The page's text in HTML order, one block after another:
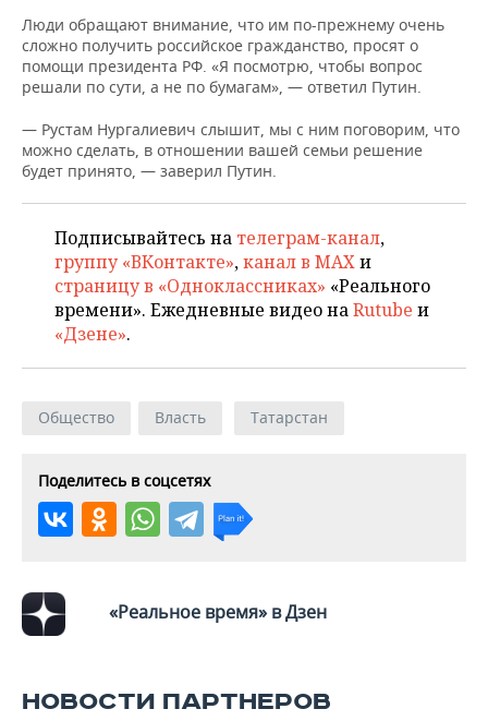
ВУЗЫ ТАТАРСТАНА
КОМУ ПРИНАДЛЕЖАТ
ТОРГОВЫЕ ЦЕНТРЫ
БАНКИ
БЮДЖЕТ
ИНВЕСТИЦИИ
АГРОПРОМ
МАШИНОСТРОЕНИЕ
НЕФТЕХИМИЯ
ОПК
ЭНЕРГЕТИКА
НОВОСТИ НЕДВИЖИМОСТИ
АВТО
НОВОСТИ АВТО
БИЗНЕС
НОВОСТИ БИЗНЕСА
РОЗНИЧНАЯ ТОРГОВЛЯ
УСЛУГИ
ТЕХНОЛОГИИ
НОВОСТИ ТЕХНОЛОГИЙ
МЕДИА
ТЕЛЕКОММУНИКАЦИИ
МЕРОПРИЯТИЯ
ВЫЕЗДНАЯ РЕДАКЦИЯ
БИЗНЕС-БРАНЧИ
ONLINE-КОНФЕРЕНЦИИ
ОТКРЫТАЯ ЛЕКЦИЯ
НОВОСТИ СПОРТА
ФУТБОЛ
ХОККЕЙ
БАСКЕТБОЛ
ВОЛЕЙБОЛ
КИБЕРСПОРТ
ВОДНЫЕ ВИДЫ СПОРТА
ОБЩЕСТВО
НОВОСТИ ОБЩЕСТВА
ВЛАСТЬ
ИНФРАСТРУКТУРА
ИСТОРИЯ
КУЛЬТУРА
ОБРАЗОВАНИЕ
ФОТОГАЛЕРЕЯ
СЮЖЕТЫ
СПРАВОЧНИК
СПИСОК ПЕРСОН
СПИСОК КОМПАНИЙ
ПОЛНАЯ ВЕРСИЯ
Люди обращают внимание, что им по-прежнему очень
сложно получить российское гражданство, просят о
помощи президента РФ. «Я посмотрю, чтобы вопрос
решали по сути, а не по бумагам», — ответил Путин.
— Рустам Нургалиевич слышит, мы с ним поговорим, что
можно сделать, в отношении вашей семьи решение
будет принято, — заверил Путин.
Подписывайтесь на телеграм-канал,
группу «ВКонтакте»,канал в MAXи
страницу в «Одноклассниках» «Реального
времени». Ежедневные видео наRutube и
«Дзене».
Общество Власть Татарстан
Поделитесь в соцсетях
«Реальное время» в Дзен
НОВОСТИ ПАРТНЕРОВ